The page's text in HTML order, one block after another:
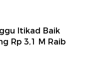
Itikad Baik
Rp 3,1 M Raib